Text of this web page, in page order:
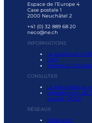
Espace de l’Europe 4
Case postale 1
2000 Neuchâtel 2
+41 (0) 32 889 68 20
neco@ne.ch
INFORMATIONS
Le service en
FAQ
Termes &
CONSULTER
Le site cantonal
Département de
sociale (DECS)
RÉSEAUX
Instagram